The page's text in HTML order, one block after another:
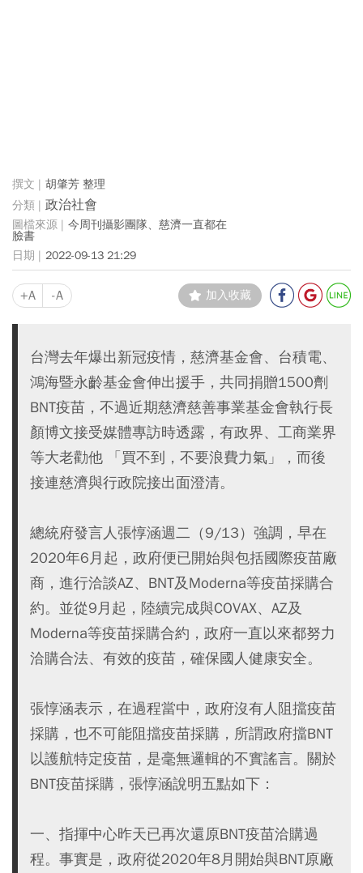
胡肇芳 整理
政治社會
今周刊攝影團隊、慈濟一直都在
臉書
2022-09-13 21:29
+A -A 加入收藏
台灣去年爆出新冠疫情，慈濟基金會、台積電、
鴻海暨永齡基金會伸出援手，共同捐贈1500劑
BNT疫苗，不過近期慈濟慈善事業基金會執行長
顏博文接受媒體專訪時透露，有政界、工商業界
等大老勸他 「買不到，不要浪費力氣」，而後
接連慈濟與行政院接出面澄清。
總統府發言人張惇涵週二（9/13）強調，早在
2020年6月起，政府便已開始與包括國際疫苗廠
商，進行洽談AZ、BNT及Moderna等疫苗採購合
約。並從9月起，陸續完成與COVAX、AZ及
Moderna等疫苗採購合約，政府一直以來都努力
洽購合法、有效的疫苗，確保國人健康安全。
張惇涵表示，在過程當中，政府沒有人阻擋疫苗
採購，也不可能阻擋疫苗採購，所謂政府擋BNT
以護航特定疫苗，是毫無邏輯的不實謠言。關於
BNT疫苗採購，張惇涵說明五點如下：
一、指揮中心昨天已再次還原BNT疫苗洽購過
程。事實是，政府從2020年8月開始與BNT原廠